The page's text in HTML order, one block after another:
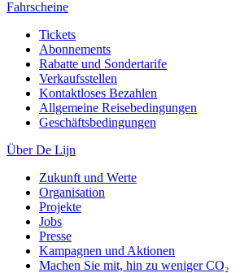
Fahrscheine
Tickets
Abonnements
Rabatte und Sondertarife
Verkaufsstellen
Kontaktloses Bezahlen
Allgemeine Reisebedingungen
Geschäftsbedingungen
Über De Lijn
Zukunft und Werte
Organisation
Projekte
Jobs
Presse
Kampagnen und Aktionen
Machen Sie mit, hin zu weniger CO₂